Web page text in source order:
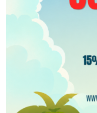
249.99
Najniższa cena w ciągu